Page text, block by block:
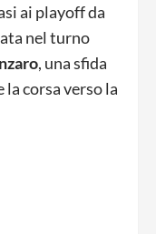
ai playoff da
nel turno
, una sfida
corsa verso la